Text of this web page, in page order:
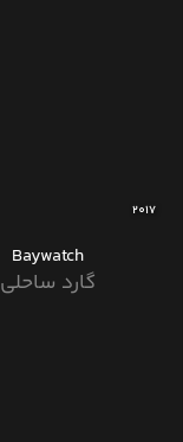
2017
Baywatch
گارد ساحلی